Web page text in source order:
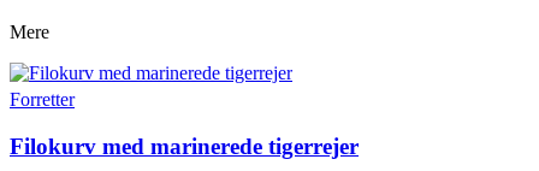
Mere
Forretter
Filokurv med marinerede tigerrejer